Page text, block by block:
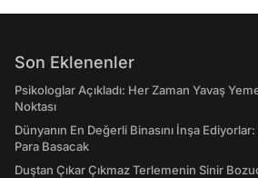
Son Eklenenler
Psikologlar Açıkladı: Her Zaman Yavaş
Noktası
Dünyanın En Değerli Binasını İnşa Ediyorlar:
Para Basacak
Duştan Çıkar Çıkmaz Terlemenin Sinir